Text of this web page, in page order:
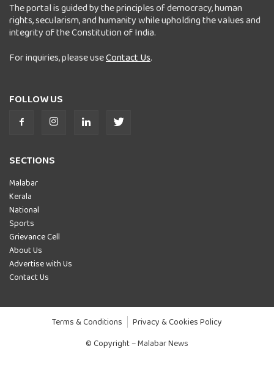
The portal is guided by the principles of democracy, human
rights, secularism, and humanity while upholding the values and
integrity of the Constitution of India.
For inquiries, please useContact Us.
FOLLOW US
SECTIONS
Malabar
Kerala
National
Sports
Grievance Cell
About Us
Advertise with Us
Contact Us
Terms & Conditions
Privacy & Cookies Policy
© Copyright – Malabar News